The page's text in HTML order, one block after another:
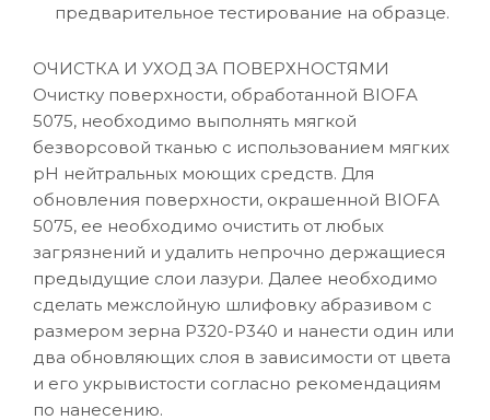
предварительное тестирование на образце.
ОЧИСТКА И УХОД ЗА ПОВЕРХНОСТЯМИ
Очистку поверхности, обработанной BIOFA
5075, необходимо выполнять мягкой
безворсовой тканью с использованием мягких
рН нейтральных моющих средств. Для
обновления поверхности, окрашенной BIOFA
5075, ее необходимо очистить от любых
загрязнений и удалить непрочно держащиеся
предыдущие слои лазури. Далее необходимо
сделать межслойную шлифовку абразивом с
размером зерна P320-Р340 и нанести один или
два обновляющих слоя в зависимости от цвета
и его укрывистости согласно рекомендациям
по нанесению.